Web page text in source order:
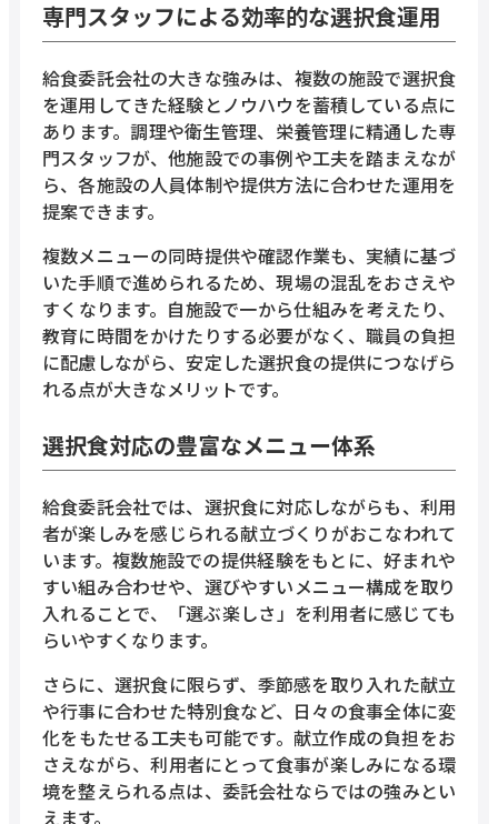
専門スタッフによる効率的な選択食運用
給食委託会社の大きな強みは、複数の施設で選択食
を運用してきた経験とノウハウを蓄積している点に
あります。調理や衛生管理、栄養管理に精通した専
門スタッフが、他施設での事例や工夫を踏まえなが
ら、各施設の人員体制や提供方法に合わせた運用を
提案できます。
複数メニューの同時提供や確認作業も、実績に基づ
いた手順で進められるため、現場の混乱をおさえや
すくなります。自施設で一から仕組みを考えたり、
教育に時間をかけたりする必要がなく、職員の負担
に配慮しながら、安定した選択食の提供につなげら
れる点が大きなメリットです。
選択食対応の豊富なメニュー体系
給食委託会社では、選択食に対応しながらも、利用
者が楽しみを感じられる献立づくりがおこなわれて
います。複数施設での提供経験をもとに、好まれや
すい組み合わせや、選びやすいメニュー構成を取り
入れることで、「選ぶ楽しさ」を利用者に感じても
らいやすくなります。
さらに、選択食に限らず、季節感を取り入れた献立
や行事に合わせた特別食など、日々の食事全体に変
化をもたせる工夫も可能です。献立作成の負担をお
さえながら、利用者にとって食事が楽しみになる環
境を整えられる点は、委託会社ならではの強みとい
えます。